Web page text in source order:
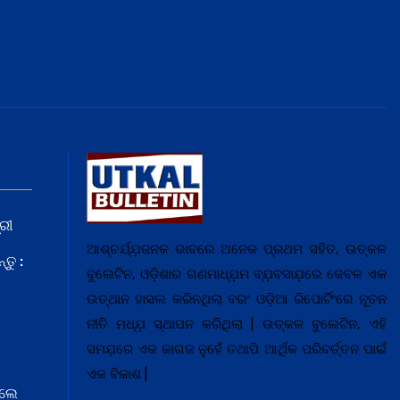
:
ଆଶ୍ଚର୍ଯ୍ଯ଼ଜନକ ଭାବରେ ଅନେକ ପ୍ରଥମ ସହିତ, ଉତ୍କଳ
ବୁଲେଟିନ, ଓଡ଼ିଶାର ଗଣମାଧ୍ଯ଼ମ ବ୍ଯ଼ବସାଯ଼ରେ କେବଳ ଏକ
ଉତ୍ଥାନ ହାସଲ କରିନଥିଲା ବରଂ ଓଡ଼ିଆ ରିପୋର୍ଟିଂରେ ନୂତନ
ନୀତି ମଧ୍ଯ଼ ସ୍ଥାପନ କରିଥିଲା | ଉତ୍କଳ ବୁଲେଟିନ, ଏହି
ସମଯ଼ରେ ଏକ କାଗଜ ନୁହେଁ ତଥାପି ଆର୍ଥିକ ପରିବର୍ତ୍ତନ ପାଇଁ
ଏକ ବିକାଶ |